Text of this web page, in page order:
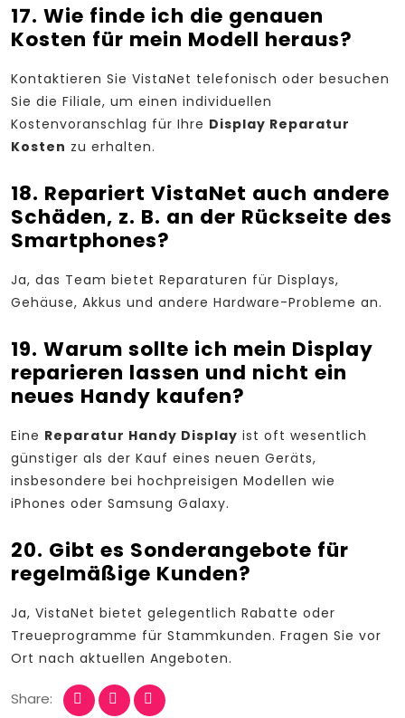
17. Wie finde ich die genauen
Kosten für mein Modell heraus?
Kontaktieren Sie VistaNet telefonisch oder besuchen
Sie die Filiale, um einen individuellen
Kostenvoranschlag für Ihre Display Reparatur
Kosten zu erhalten.
18. Repariert VistaNet auch andere
Schäden, z. B. an der Rückseite des
Smartphones?
Ja, das Team bietet Reparaturen für Displays,
Gehäuse, Akkus und andere Hardware-Probleme an.
19. Warum sollte ich mein Display
reparieren lassen und nicht ein
neues Handy kaufen?
Eine Reparatur Handy Display ist oft wesentlich
günstiger als der Kauf eines neuen Geräts,
insbesondere bei hochpreisigen Modellen wie
iPhones oder Samsung Galaxy.
20. Gibt es Sonderangebote für
regelmäßige Kunden?
Ja, VistaNet bietet gelegentlich Rabatte oder
Treueprogramme für Stammkunden. Fragen Sie vor
Ort nach aktuellen Angeboten.
Share: